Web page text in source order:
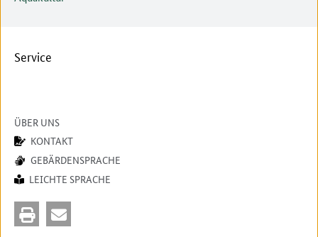
Service
ÜBER UNS
KONTAKT
GEBÄRDENSPRACHE
LEICHTE SPRACHE